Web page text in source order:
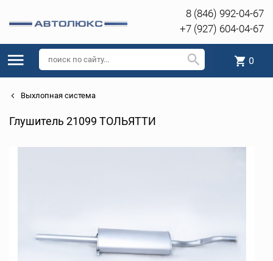
8 (846) 992-04-67
+7 (927) 604-04-67
0
Выхлопная система
Глушитель 21099 ТОЛЬЯТТИ